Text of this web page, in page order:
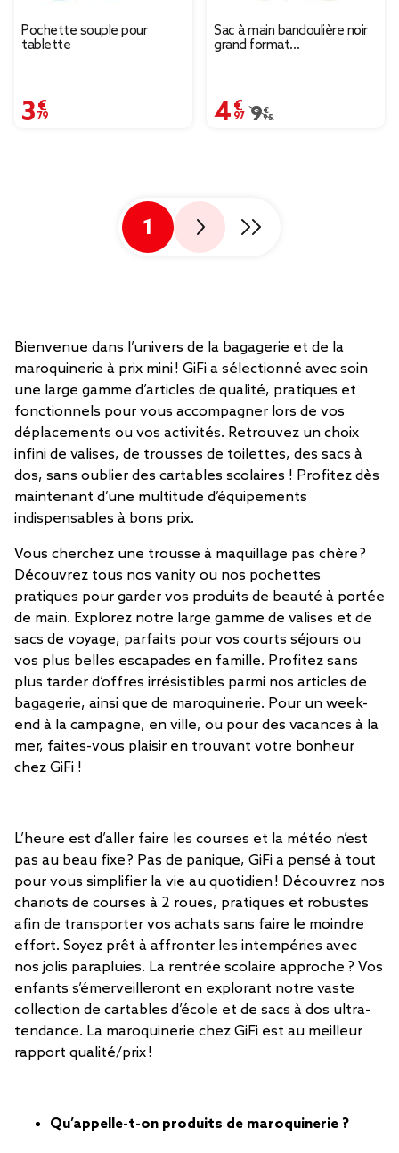
Pochette souple pour
tablette
3,79 €
Sac à main bandoulière noir
grand format
4,97 €
Prix remisé de 9,95 €
9,95 €
1
Bienvenue dans l’univers de la bagagerie et de la
maroquinerie à prix mini ! GiFi a sélectionné avec soin
une large gamme d’articles de qualité, pratiques et
fonctionnels pour vous accompagner lors de vos
déplacements ou vos activités. Retrouvez un choix
infini de valises, de trousses de toilettes, des sacs à
dos, sans oublier des cartables scolaires ! Profitez dès
maintenant d’une multitude d’équipements
indispensables à bons prix.
Vous cherchez une trousse à maquillage pas chère ?
Découvrez tous nos vanity ou nos pochettes
pratiques pour garder vos produits de beauté à portée
de main. Explorez notre large gamme de valises et de
sacs de voyage, parfaits pour vos courts séjours ou
vos plus belles escapades en famille. Profitez sans
plus tarder d’offres irrésistibles parmi nos articles de
bagagerie, ainsi que de maroquinerie. Pour un week-
end à la campagne, en ville, ou pour des vacances à la
mer, faites-vous plaisir en trouvant votre bonheur
chez GiFi !
L’heure est d’aller faire les courses et la météo n’est
pas au beau fixe ? Pas de panique, GiFi a pensé à tout
pour vous simplifier la vie au quotidien ! Découvrez nos
chariots de courses à 2 roues, pratiques et robustes
afin de transporter vos achats sans faire le moindre
effort. Soyez prêt à affronter les intempéries avec
nos jolis parapluies. La rentrée scolaire approche ? Vos
enfants s’émerveilleront en explorant notre vaste
collection de cartables d’école et de sacs à dos ultra-
tendance. La maroquinerie chez GiFi est au meilleur
rapport qualité/prix !
Qu’appelle-t-on produits de maroquinerie ?